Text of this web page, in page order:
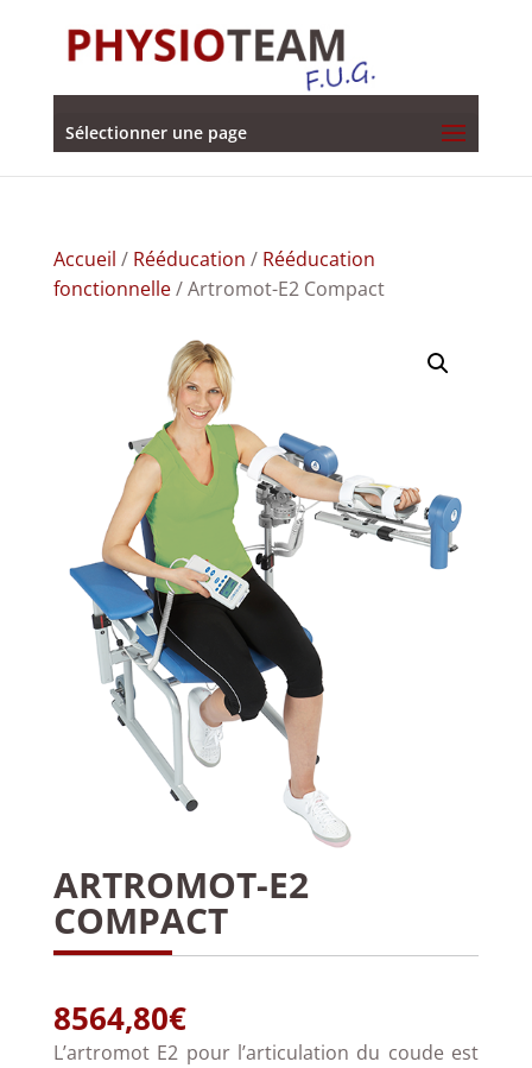
Sélectionner une page
Accueil / Rééducation / Rééducation
fonctionnelle/ Artromot-E2 Compact
ARTROMOT-E2
COMPACT
8564,80€
L’artromot E2 pour l’articulation du coude est